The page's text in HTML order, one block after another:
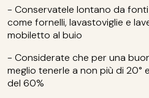
- Conservatele lontano da
come fornelli, lavastoviglie e
mobiletto al buio
- Considerate che per una
meglio tenerle a non più di 20°
del 60%